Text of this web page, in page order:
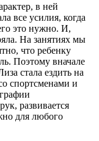
в ней
все усилия, когда
это нужно. И,
На занятиях мы
что ребенку
Поэтому вначале
стала ездить на
спортсменами и
развивается
для любого